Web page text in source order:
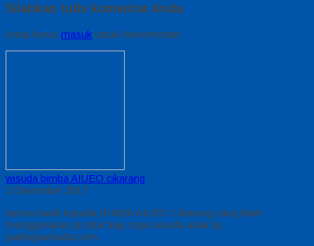
Silahkan tulis komentar Anda
Anda harus masuk untuk berkomentar.
wisuda bimba AIUEO cikarang
1 Desember 2017
terima kasih kepada BIMBA AIUEO Cikarang yang telah
menggunakan produk baju toga wisuda anak by
jualtogawisuda.com